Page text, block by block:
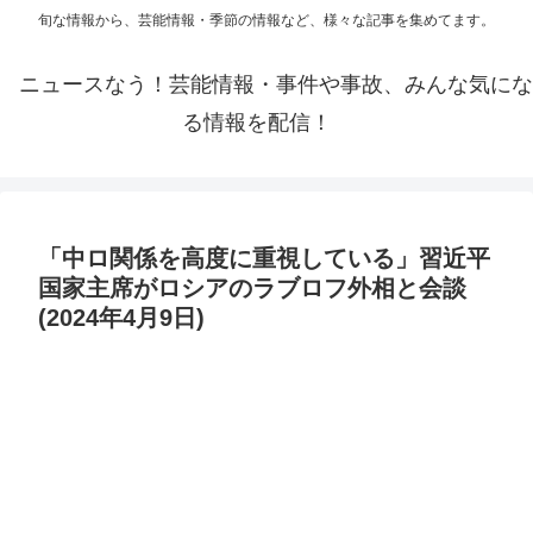
旬な情報から、芸能情報・季節の情報など、様々な記事を集めてます。
ニュースなう！芸能情報・事件や事故、みんな気にな
る情報を配信！
「中ロ関係を高度に重視している」習近平
国家主席がロシアのラブロフ外相と会談
(2024年4月9日)